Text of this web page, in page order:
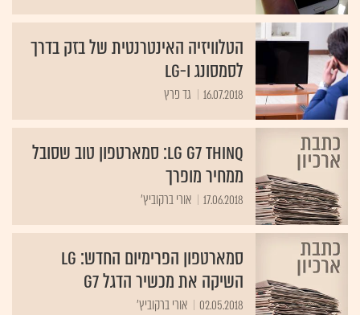
הטלוויזיה האינטרנטית של בזק בדרך
לסמסונג ו-LG
16.07.2018 גד פרץ
LG G7 ThinQ: סמארטפון טוב שסובל
ממחיר מופרך
17.06.2018 אורי ברקוביץ'
סמארטפון הפרימיום החדש: LG
השיקה את מכשיר הדגל G7
02.05.2018 אורי ברקוביץ'